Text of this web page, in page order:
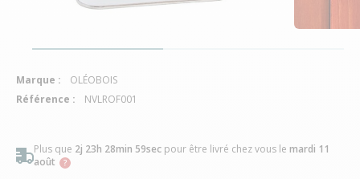
Plus que 2j 23h 28min 58sec pour être livré chez vous le mardi 11
août
Marque :
OLÉOBOIS
Référence :
NVLROF001